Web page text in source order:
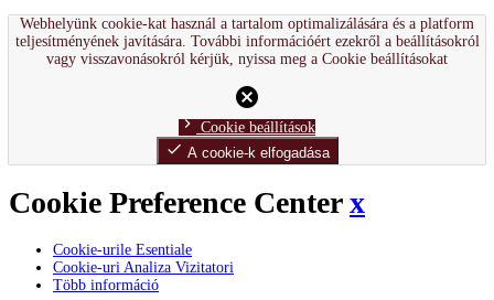
Webhelyünk cookie-kat használ a tartalom optimalizálására és a platform
teljesítményének javítására. További információért ezekről a beállításokról
vagy visszavonásokról kérjük, nyissa meg a Cookie beállításokat
cancel
chevron_right Cookie beállítások
done A cookie-k elfogadása
Cookie Preference Centerx
Cookie-urile Esentiale
Cookie-uri Analiza Vizitatori
Több információ